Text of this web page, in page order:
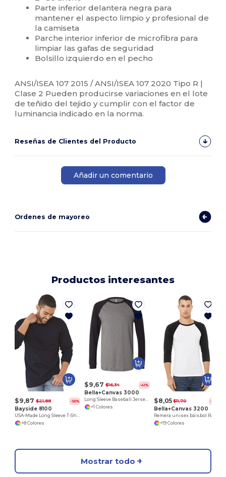
Parte inferior delantera negra para
mantener el aspecto limpio y profesional de
la camiseta
Parche interior inferior de microfibra para
limpiar las gafas de seguridad
Bolsillo izquierdo en el pecho
ANSI/ISEA 107 2015 / ANSI/ISEA 107 2020 Tipo R |
Clase 2 Pueden producirse variaciones en el lote
de teñido del tejido y cumplir con el factor de
luminancia indicado en la norma.
Reseñas de Clientes del Producto
Añadir un comentario
Ordenes de mayoreo
Productos interesantes
$9,87 $21,88 -55%
Bayside 8100
USA-Made Long Sleeve T-Shirt with a Pocket
+8 Colores
$9,67 $16,34 -41%
Bella+Canvas 3000
Long Sleeve Baseball Jersey T-Shirt
+1 Colores
$8,05 $11,70 -31%
Bella+Canvas 3200
+19 Colores
Mostrar todo